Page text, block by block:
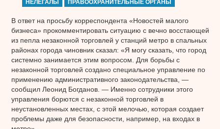
НЕЛЕГАЛЫ ПРАВООХРАНИТЕЛЬНЫЕ ОРГАНЫ
В ответ на просьбу корреспондента «Новостей малого
бизнеса» прокомментировать ситуацию с вечно восстающей
из пепла незаконной торговлей у станций метро в спальных
районах города чиновник сказал: «Я могу сказать, что город
системно занимается этим вопросом. Для борьбы с
незаконной торговлей создано специальное управление по
применению административного законодательства, —
сообщил Леонид Богданов. — Именно сотрудники этого
управления борются с незаконной торговлей в
неустановленных местах, с этой мелочью, которая создает
проблемы даже для безопасности, например, на входах в